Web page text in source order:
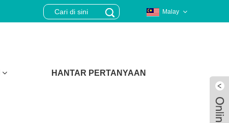
Malay
HANTAR PERTANYAAN